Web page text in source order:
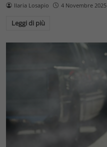
Ilaria Losapio 4 Novembre 2025
Leggi di più